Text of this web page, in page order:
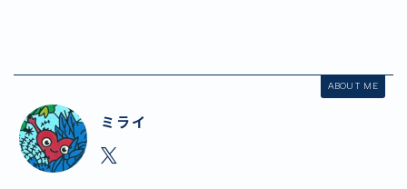
ABOUT ME
ミライ